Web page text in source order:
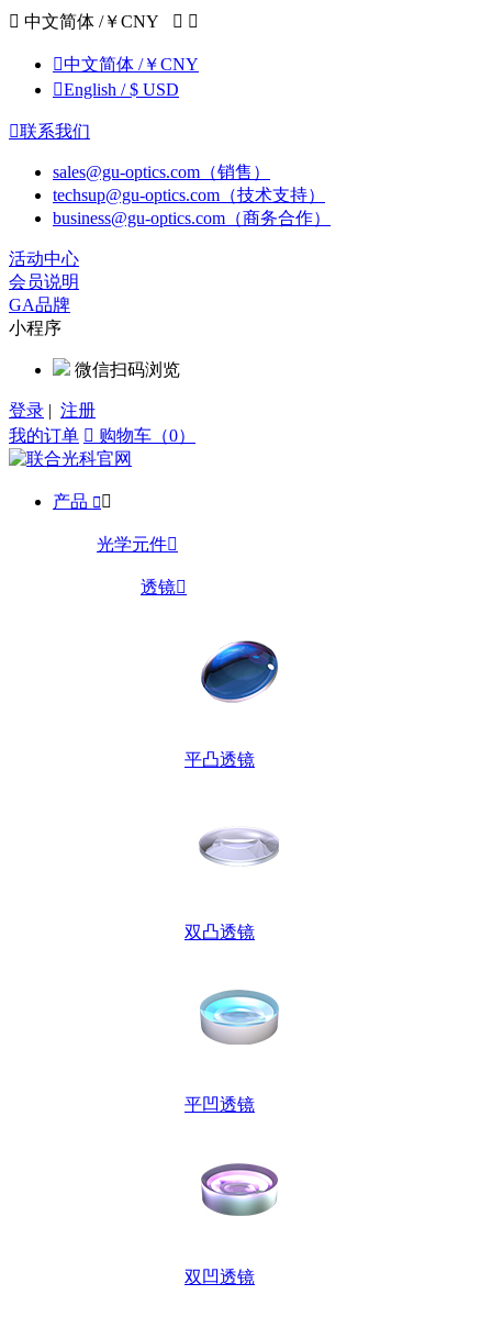
 中文简体 /￥CNY  
中文简体 /￥CNY
English / $ USD
联系我们
sales@gu-optics.com（销售）
techsup@gu-optics.com（技术支持）
business@gu-optics.com（商务合作）
活动中心
会员说明
GA品牌
小程序
微信扫码浏览
登录 | 注册
我的订单  购物车（0）
产品  
光学元件
透镜
平凸透镜
双凸透镜
平凹透镜
双凹透镜